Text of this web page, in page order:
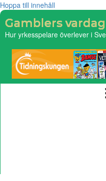
Hoppa till innehåll
Gamblers vardag
Hur yrkesspelare överlever i